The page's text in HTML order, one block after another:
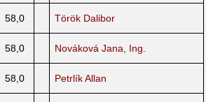
58,0 Török Dalibor
58,0 Nováková Jana, Ing.
58,0 Petrlík Allan